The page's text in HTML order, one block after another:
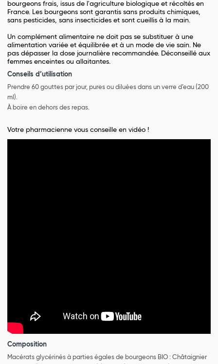
bourgeons frais, issus de l'agriculture biologique et récoltés en
France. Les bourgeons sont garantis sans produits chimiques,
sans pesticides, sans insecticides et sont cueillis à la main.
Un complément alimentaire ne doit pas se substituer à une
alimentation variée et équilibrée et à un mode de vie sain. Ne
pas dépasser la dose journalière recommandée. Déconseillé aux
femmes enceintes ou allaitantes.
Conseils d’utilisation
Prendre 60 gouttes par jour, pures ou diluées dans un verre d’eau (200
ml).
À boire en dehors des repas.
Votre pharmacienne vous conseille en vidéo !
Composition
Macérats glycérinés à parties égales de bourgeons BIO : Châtaignier